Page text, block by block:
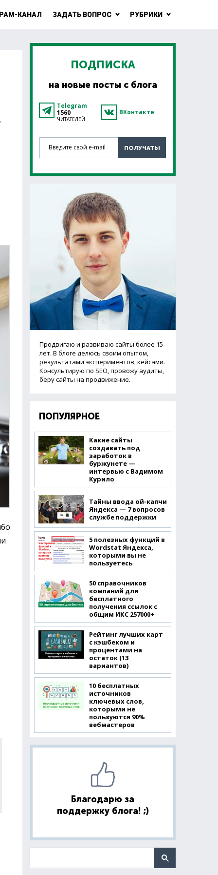
КАНАЛ ЗАДАТЬ ВОПРОС РУБРИКИ
ПОДПИСКА
на новые посты с блога
Telegram
1560
ЧИТАТЕЛЕЙ
ВКонтакте
Введите свой e-mail
ПОЛУЧАТЬ!
Продвигаю и развиваю сайты более 15
лет. В блоге делюсь своим опытом,
результатами экспериментов, кейсами.
Консультирую по SEO, провожу аудиты,
беру сайты на продвижение.
ПОПУЛЯРНОЕ
Какие сайты
создавать под
заработок в
буржунете —
интервью с Вадимом
Курило
Тайны ввода ой-капчи
Яндекса — 7 вопросов
службе поддержки
5 полезных функций в
Wordstat Яндекса,
которыми вы не
пользуетесь
50 справочников
компаний для
бесплатного
получения ссылок с
общим ИКС 257000+
Рейтинг лучших карт
с кэшбеком и
процентами на
остаток (13
вариантов)
10 бесплатных
источников
ключевых слов,
которыми не
пользуются 90%
вебмастеров
Благодарю за
поддержку блога! ;)
Поиск по сайту